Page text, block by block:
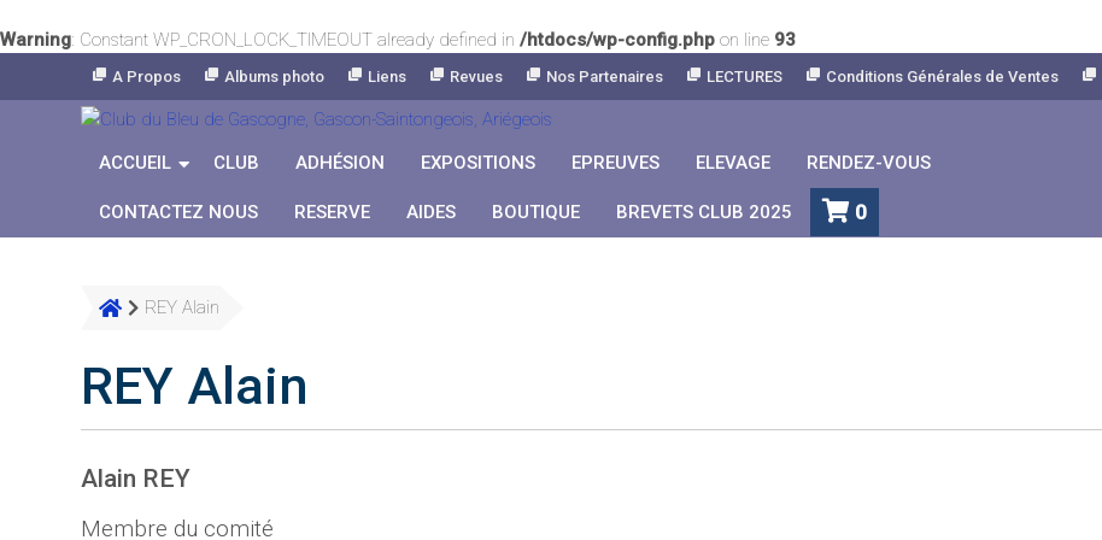
Warning: Constant WP_CRON_LOCK_TIMEOUT already defined in /htdocs/wp-config.php on line 93
A Propos Albums photo Liens Revues Nos Partenaires LECTURES Conditions Générales de Ventes
ACCUEIL CLUB ADHÉSION EXPOSITIONS EPREUVES ELEVAGE RENDEZ-VOUS
CONTACTEZ NOUS RESERVE AIDES BOUTIQUE BREVETS CLUB 2025 0
REY Alain
REY Alain
Alain REY
Membre du comité